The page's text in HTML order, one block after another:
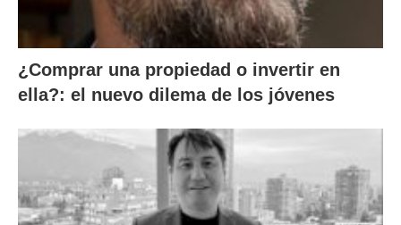
¿Comprar una propiedad o invertir en
ella?: el nuevo dilema de los jóvenes